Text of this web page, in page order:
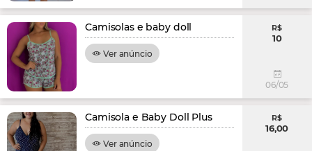
Camisolas e baby doll
Ver anúncio
R$
10
06/05
Camisola e Baby Doll Plus
Ver anúncio
R$
16,00